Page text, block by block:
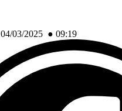
04/03/2025 ● 09:19